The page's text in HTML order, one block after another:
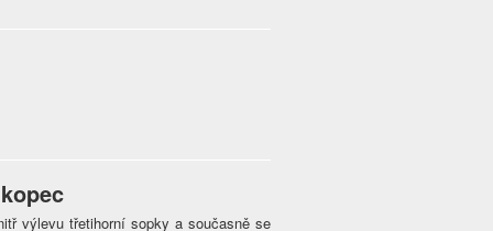
výlevu třetihorní sopky a současně se